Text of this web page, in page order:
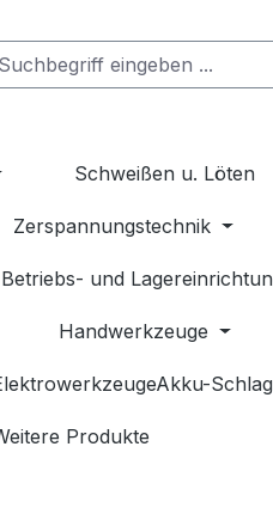
Schweißen u. Löten
Zerspannungstechnik
Betriebs- und
Handwerkzeuge
Produkte